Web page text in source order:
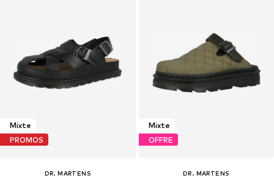
Mixte
PROMOS
DR. MARTENS
Mixte
OFFRE
DR. MARTENS